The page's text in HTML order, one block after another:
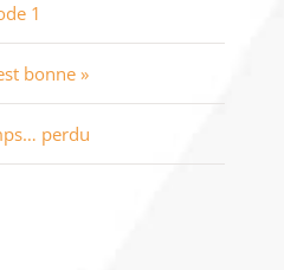
1
bonne »
perdu